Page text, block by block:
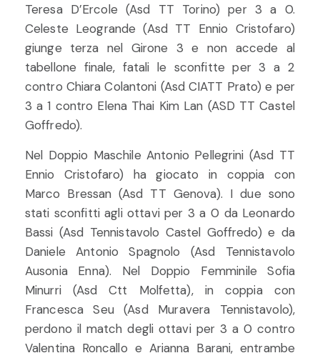
Teresa D’Ercole (Asd TT Torino) per 3 a 0.
Celeste Leogrande (Asd TT Ennio Cristofaro)
giunge terza nel Girone 3 e non accede al
tabellone finale, fatali le sconfitte per 3 a 2
contro Chiara Colantoni (Asd CIATT Prato) e per
3 a 1 contro Elena Thai Kim Lan (ASD TT Castel
Goffredo).
Nel Doppio Maschile Antonio Pellegrini (Asd TT
Ennio Cristofaro) ha giocato in coppia con
Marco Bressan (Asd TT Genova). I due sono
stati sconfitti agli ottavi per 3 a 0 da Leonardo
Bassi (Asd Tennistavolo Castel Goffredo) e da
Daniele Antonio Spagnolo (Asd Tennistavolo
Ausonia Enna). Nel Doppio Femminile Sofia
Minurri (Asd Ctt Molfetta), in coppia con
Francesca Seu (Asd Muravera Tennistavolo),
perdono il match degli ottavi per 3 a 0 contro
Valentina Roncallo e Arianna Barani, entrambe